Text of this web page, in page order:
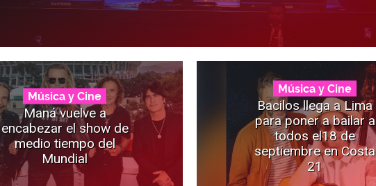
Música y Cine
Maná vuelve a
encabezar el show de
medio tiempo del
Mundial
Música y Cine
Bacilos llega a Lima
para poner a bailar a
todos el18 de
septiembre en Costa
21